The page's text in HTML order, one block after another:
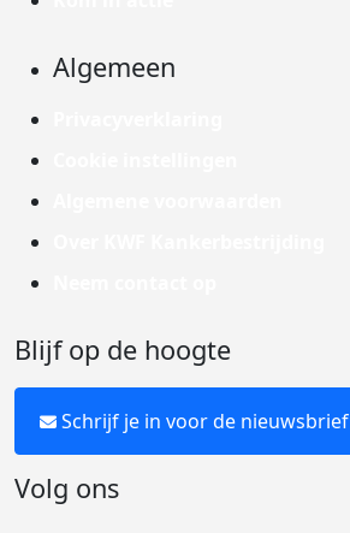
Algemeen
Blijf op de hoogte
Schrijf je in voor de nieuwsbrief
Volg ons